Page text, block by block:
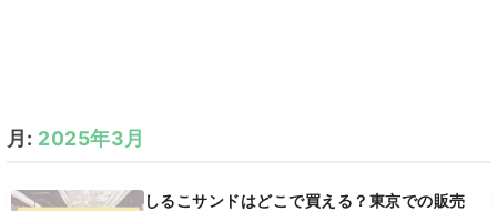
月: 2025年3月
しるこサンドはどこで買える？東京での販売